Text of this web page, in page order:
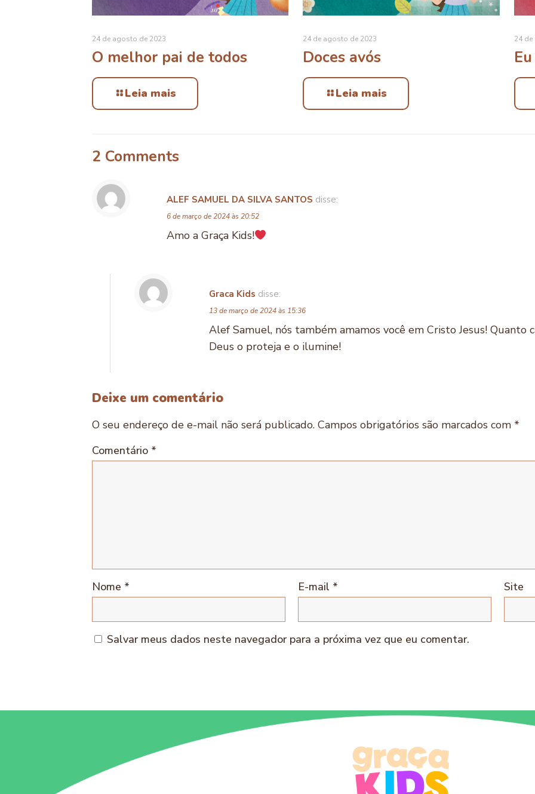
24 de agosto de 2023
O melhor pai de todos
Leia mais
24 de agosto de 2023
Doces avós
Leia mais
24
2 Comments
ALEF SAMUEL DA SILVA SANTOS disse:
6 de março de 2024 às 20:52
Amo a Graça Kids!
Graca Kids disse:
13 de março de 2024 às 15:36
Alef Samuel, nós também amamos você em Cristo Jesus! Quanto
Deus o proteja e o ilumine!
Deixe um comentário
O seu endereço de e-mail não será publicado. Campos obrigatórios são marcados com *
Comentário *
Nome * E-mail * Site
Salvar meus dados neste navegador para a próxima vez que eu comentar.